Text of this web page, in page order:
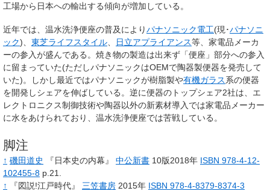
工場から日本への輸出する傾向が増加している。
近年では、温水洗浄便座の普及によりパナソニック電工(現･パナソニ
ック)、 東芝ライフスタイル 日立アプライアンス等、家電品メーカ
ーの参入が盛んである。焼き物の製造は出来ず「便座」部分への参入
に留まっていた(ただしパナソニックはOEMで陶器製便器を発売して
いた)。しかし最近ではパナソニックが樹脂製や有機ガラス系の便器
を開発しシェアを伸ばしている。逆に便器のトップシェア2社は、エ
レクトロニクス制御技術や陶器以外の新素材導入では家電品メーカー
に水をあけられており、温水洗浄便座では苦戦している。
脚注
↑ 磯田道史 『日本史の内幕』 中公新書 10版2018年 ISBN 978-4-12-
102455-8 p.21.
↑
『図説!江戸時代』 三笠書房 2015年 ISBN 978-4-8379-8374-3